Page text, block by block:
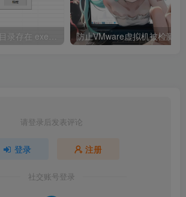
请登录后发表评论
登录 注册
社交账号登录